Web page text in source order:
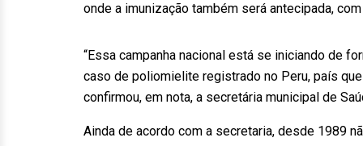
onde a imunização também será antecipada,
“Essa campanha nacional está se iniciando de
caso de poliomielite registrado no Peru, país
confirmou, em nota, a secretária municipal de
Ainda de acordo com a secretaria, desde 1989